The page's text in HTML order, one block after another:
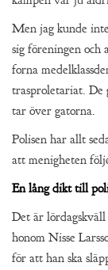
Men jag kunde
sig föreningen och
forna
trasproletariat. De
tar över gatorna.
Polisen har allt
att menigheten
En lång dikt till
Det är
honom Nisse
för att han ska